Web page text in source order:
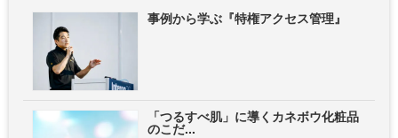
事例から学ぶ『特権アクセス管理』
「つるすべ肌」に導くカネボウ化粧品
のこだ...